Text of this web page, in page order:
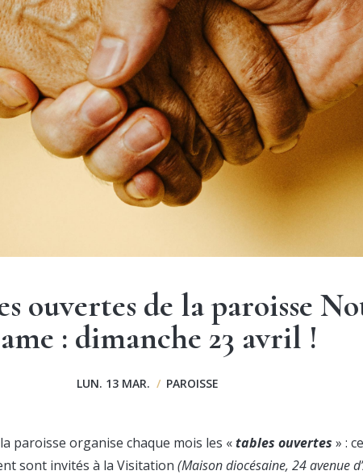
ouvertes de la paroisse
: dimanche 23 avril !
LUN. 13 MAR. / PAROISSE
paroisse organise chaque mois les «tables ouvertes » :
sont invités à la Visitation (Maison diocésaine, 24 avenue